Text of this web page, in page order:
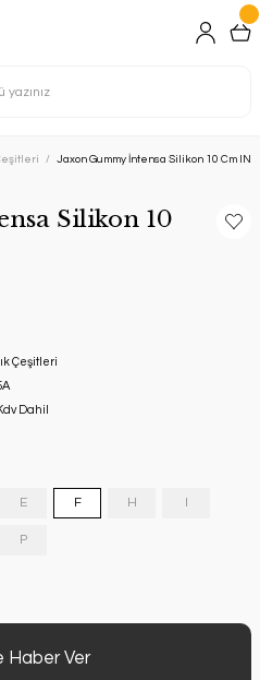
Jaxon Gummy İntensa Silikon 10 Cm
Silikon 10
Çeşitleri
Dahil
E F H I
P
Haber Ver